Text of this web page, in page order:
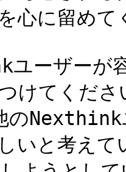
心に留めて
ーザーが
けてくだ
のNexthink
いと考えて